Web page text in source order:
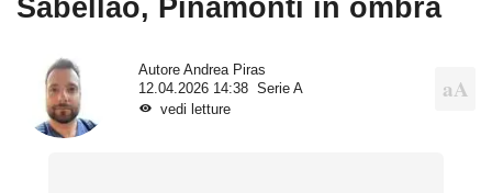
Sabellao, Pinamonti in ombra
Autore Andrea Piras
12.04.2026 14:38
Serie A
vedi letture